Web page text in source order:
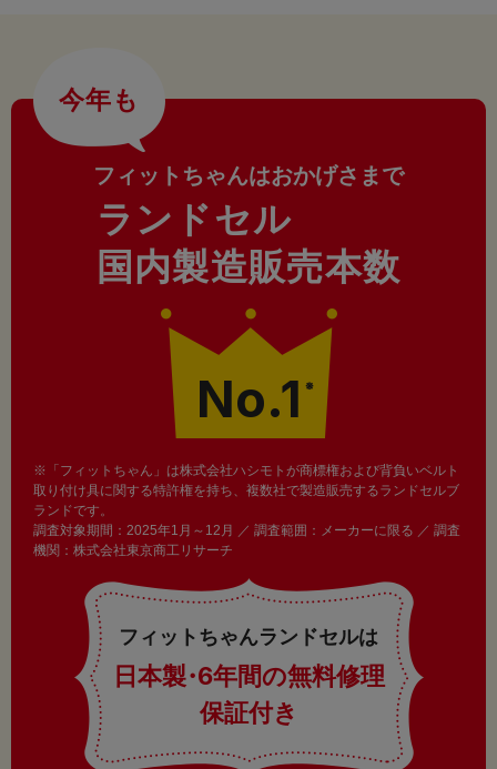
今年も
フィットちゃんはおかげさまで
ランドセル
国内製造販売本数
No.1 ※
※「フィットちゃん」は株式会社ハシモトが商標権および背負いベルト
取り付け具に関する特許権を持ち、複数社で製造販売するランドセルブ
ランドです。
調査対象期間：2025年1月～12月 ／ 調査範囲：メーカーに限る ／ 調査
機関：株式会社東京商工リサーチ
フィットちゃんランドセルは
日本製・6年間の無料修理
保証付き